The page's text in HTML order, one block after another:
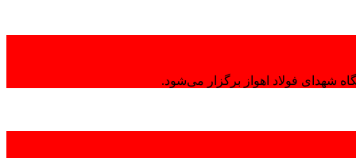
شهدای فولاد اهواز برگزار می‌شود.